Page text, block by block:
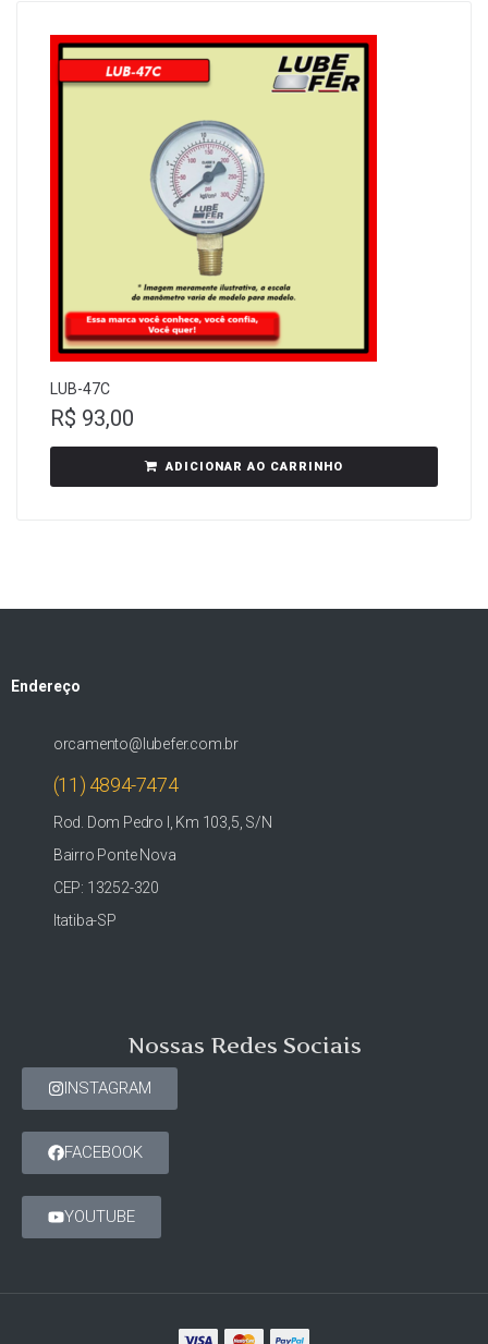
LUB-47C
R$ 93,00
ADICIONAR AO CARRINHO
Endereço
orcamento@lubefer.com.br
(11) 4894-7474
Rod. Dom Pedro I, Km 103,5, S/N
Bairro Ponte Nova
CEP: 13252-320
Itatiba-SP
Nossas Redes Sociais
INSTAGRAM
FACEBOOK
YOUTUBE